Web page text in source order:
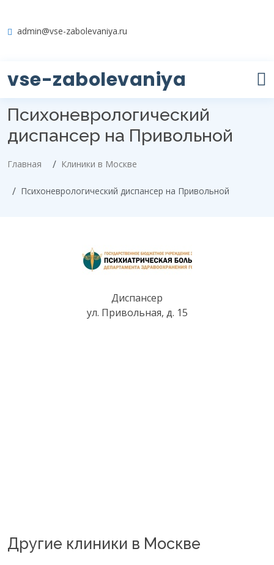
admin@vse-zabolevaniya.ru
vse-zabolevaniya
Психоневрологический
диспансер на Привольной
Главная Клиники в Москве
Психоневрологический диспансер на Привольной
Диспансер
ул. Привольная, д. 15
Другие клиники в Москве